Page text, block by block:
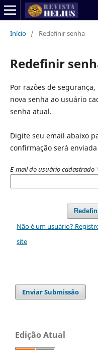
Início / Redefinir senha
Redefinir
Por razões de
nova senha ao usuário
senha atual.
Digite seu email abaixo
confirmação será
E-mail do usuário cadastrado
Não é um usuário?
site
Enviar Submissão
Edição Atual